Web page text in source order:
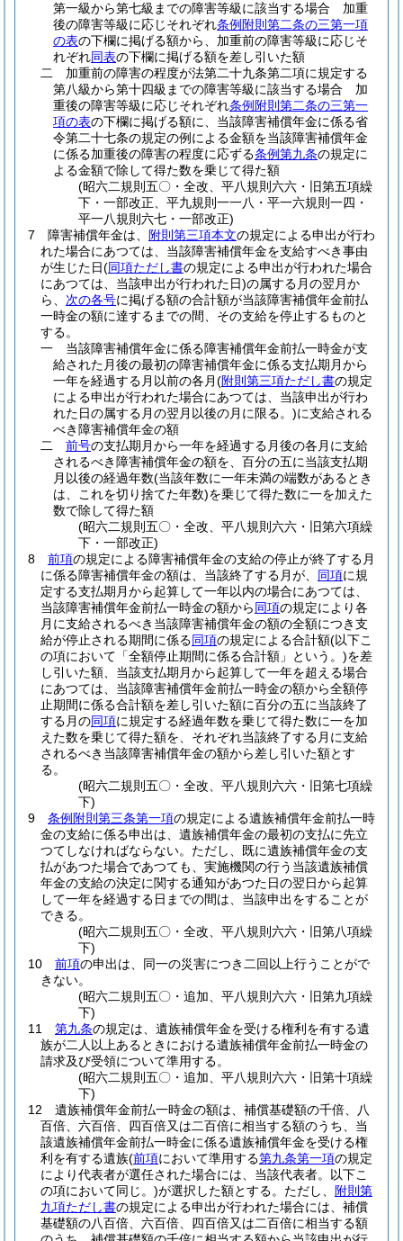
第一級から第七級までの障害等級に該当する場合 加重
後の障害等級に応じそれぞれ条例附則第二条の三第一項
の表の下欄に掲げる額から、加重前の障害等級に応じそ
れぞれ同表の下欄に掲げる額を差し引いた額
二
加重前の障害の程度が法第二十九条第二項に規定する
第八級から第十四級までの障害等級に該当する場合 加
重後の障害等級に応じそれぞれ条例附則第二条の三第一
項の表の下欄に掲げる額に、当該障害補償年金に係る省
令第二十七条の規定の例による金額を当該障害補償年金
に係る加重後の障害の程度に応ずる条例第九条の規定に
よる金額で除して得た数を乗じて得た額
(昭六二規則五〇・全改、平八規則六六・旧第五項繰
下・一部改正、平九規則一一八・平一六規則一四・
平一八規則六七・一部改正)
7
障害補償年金は、 附則第三項本文の規定による申出が行わ
れた場合にあつては、当該障害補償年金を支給すべき事由
が生じた日(同項ただし書の規定による申出が行われた場合
にあつては、当該申出が行われた日)の属する月の翌月か
ら、 次の各号に掲げる額の合計額が当該障害補償年金前払
一時金の額に達するまでの間、その支給を停止するものと
する。
一
当該障害補償年金に係る障害補償年金前払一時金が支
給された月後の最初の障害補償年金に係る支払期月から
一年を経過する月以前の各月(附則第三項ただし書の規定
による申出が行われた場合にあつては、当該申出が行わ
れた日の属する月の翌月以後の月に限る。)に支給される
べき障害補償年金の額
二
前号の支払期月から一年を経過する月後の各月に支給
されるべき障害補償年金の額を、百分の五に当該支払期
月以後の経過年数(当該年数に一年未満の端数があるとき
は、これを切り捨てた年数)を乗じて得た数に一を加えた
数で除して得た額
(昭六二規則五〇・全改、平八規則六六・旧第六項繰
下・一部改正)
8
前項の規定による障害補償年金の支給の停止が終了する月
に係る障害補償年金の額は、当該終了する月が、 同項に規
定する支払期月から起算して一年以内の場合にあつては、
当該障害補償年金前払一時金の額から同項の規定により各
月に支給されるべき当該障害補償年金の額の全額につき支
給が停止される期間に係る同項の規定による合計額(以下こ
の項において「全額停止期間に係る合計額」という。)を差
し引いた額、当該支払期月から起算して一年を超える場合
にあつては、当該障害補償年金前払一時金の額から全額停
止期間に係る合計額を差し引いた額に百分の五に当該終了
する月の同項に規定する経過年数を乗じて得た数に一を加
えた数を乗じて得た額を、それぞれ当該終了する月に支給
されるべき当該障害補償年金の額から差し引いた額とす
る。
(昭六二規則五〇・全改、平八規則六六・旧第七項繰
下)
9
条例附則第三条第一項の規定による遺族補償年金前払一時
金の支給に係る申出は、遺族補償年金の最初の支払に先立
つてしなければならない。 ただし、既に遺族補償年金の支
払があつた場合であつても、実施機関の行う当該遺族補償
年金の支給の決定に関する通知があつた日の翌日から起算
して一年を経過する日までの間は、当該申出をすることが
できる。
(昭六二規則五〇・全改、平八規則六六・旧第八項繰
下)
10
前項の申出は、同一の災害につき二回以上行うことがで
きない。
(昭六二規則五〇・追加、平八規則六六・旧第九項繰
下)
11
第九条の規定は、遺族補償年金を受ける権利を有する遺
族が二人以上あるときにおける遺族補償年金前払一時金の
請求及び受領について準用する。
(昭六二規則五〇・追加、平八規則六六・旧第十項繰
下)
12
遺族補償年金前払一時金の額は、補償基礎額の千倍、八
百倍、六百倍、四百倍又は二百倍に相当する額のうち、当
該遺族補償年金前払一時金に係る遺族補償年金を受ける権
利を有する遺族(前項において準用する第九条第一項の規定
により代表者が選任された場合には、当該代表者。以下こ
の項において同じ。)が選択した額とする。 ただし、
附則第
九項ただし書の規定による申出が行われた場合には、補償
基礎額の八百倍、六百倍、四百倍又は二百倍に相当する額